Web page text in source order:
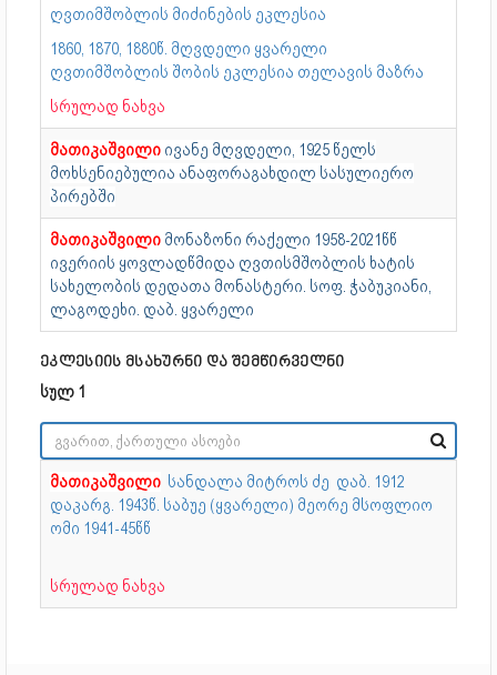
ღვთიმშობლის მიძინების ეკლესია
1860, 1870, 1880წ. მღვდელი ყვარელი
ღვთიმშობლის შობის ეკლესია თელავის მაზრა
სრულად ნახვა
მათიკაშვილი ივანე მღვდელი, 1925 წელს
მოხსენიებულია ანაფორაგახდილ სასულიერო
პირებში
მათიკაშვილი მონაზონი რაქელი 1958-2021წწ
ივერიის ყოვლადწმიდა ღვთისმშობლის ხატის
სახელობის დედათა მონასტერი. სოფ. ჭაბუკიანი,
ლაგოდეხი. დაბ. ყვარელი
ეკლესიის მსახურნი და შემწირველნი
სულ 1
მათიკაშვილი სანდალა მიტროს ძე დაბ. 1912
დაკარგ. 1943წ. საბუე (ყვარელი) მეორე მსოფლიო
ომი 1941-45წწ
სრულად ნახვა